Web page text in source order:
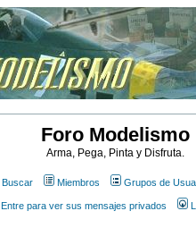
Foro Modelismo
Arma, Pega, Pinta y Disfruta.
Buscar Miembros Grupos de
Entre para ver sus mensajes privados